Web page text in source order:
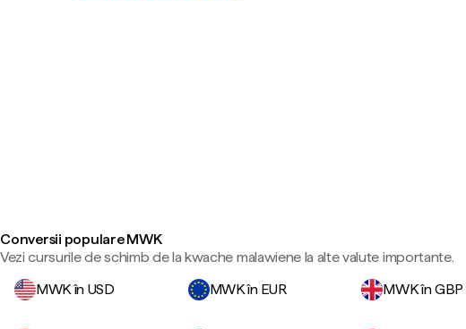
Conversii populare MWK
Vezi cursurile de schimb de la kwache malawiene la alte valute importante.
MWK în USD
MWK în EUR MWK în GBP